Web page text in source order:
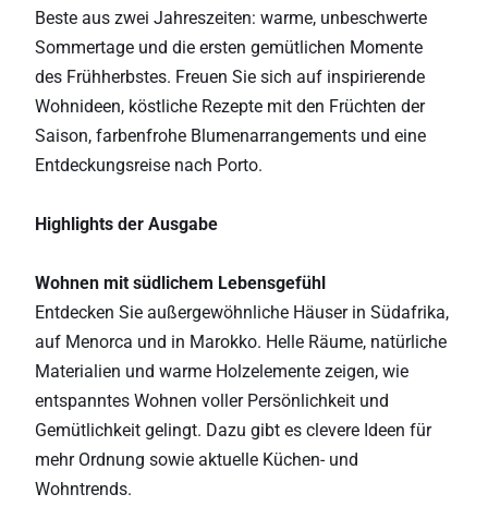
Beste aus zwei Jahreszeiten: warme, unbeschwerte
Sommertage und die ersten gemütlichen Momente
des Frühherbstes. Freuen Sie sich auf inspirierende
Wohnideen, köstliche Rezepte mit den Früchten der
Saison, farbenfrohe Blumenarrangements und eine
Entdeckungsreise nach Porto.
Highlights der Ausgabe
Wohnen mit südlichem Lebensgefühl
Entdecken Sie außergewöhnliche Häuser in Südafrika,
auf Menorca und in Marokko. Helle Räume, natürliche
Materialien und warme Holzelemente zeigen, wie
entspanntes Wohnen voller Persönlichkeit und
Gemütlichkeit gelingt. Dazu gibt es clevere Ideen für
mehr Ordnung sowie aktuelle Küchen- und
Wohntrends.